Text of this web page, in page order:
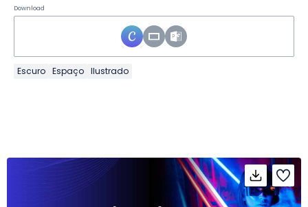
Download
Escuro Espaço Ilustrado